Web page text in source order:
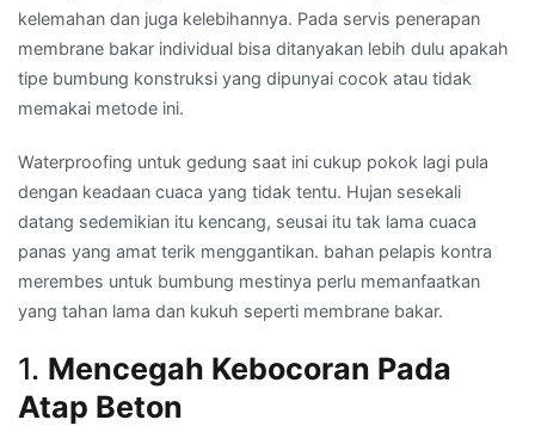
kelemahan dan juga kelebihannya. Pada servis penerapan
membrane bakar individual bisa ditanyakan lebih dulu apakah
tipe bumbung konstruksi yang dipunyai cocok atau tidak
memakai metode ini.
Waterproofing untuk gedung saat ini cukup pokok lagi pula
dengan keadaan cuaca yang tidak tentu. Hujan sesekali
datang sedemikian itu kencang, seusai itu tak lama cuaca
panas yang amat terik menggantikan. bahan pelapis kontra
merembes untuk bumbung mestinya perlu memanfaatkan
yang tahan lama dan kukuh seperti membrane bakar.
1. Mencegah Kebocoran Pada
Atap Beton